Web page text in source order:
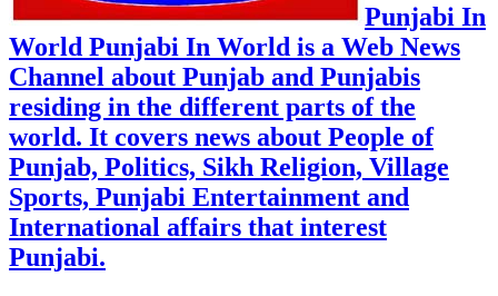
Punjabi In
World Punjabi In World is a Web News
Channel about Punjab and Punjabis
residing in the different parts of the
world. It covers news about People of
Punjab, Politics, Sikh Religion, Village
Sports, Punjabi Entertainment and
International affairs that interest
Punjabi.